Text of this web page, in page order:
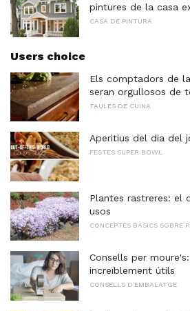
pintures de la casa
CASA DE PINTURA
Users choice
Els comptadors de
seran orgullosos de
TAULES DE CUINA
Aperitius del dia del
FESTES SUPER BOWL
Plantes rastreres: el
usos
CONCEPTES BÀSICS SOBRE
Consells per
increïblement útils
CONSELLS D'EMBALATGE